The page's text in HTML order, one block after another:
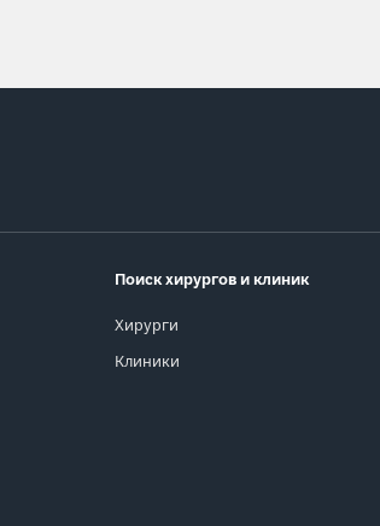
Поиск хирургов и клиник
Хирурги
Клиники